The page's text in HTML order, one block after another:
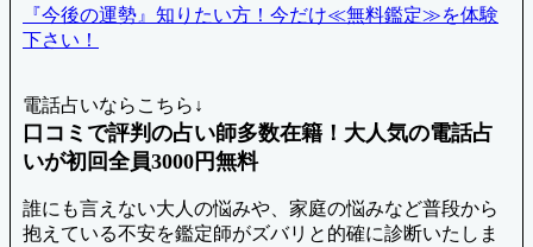
『今後の運勢』知りたい方！今だけ≪無料鑑定≫を体験
下さい！
電話占いならこちら↓
口コミで評判の占い師多数在籍！大人気の電話占
いが初回全員3000円無料
誰にも言えない大人の悩みや、家庭の悩みなど普段から
抱えている不安を鑑定師がズバリと的確に診断いたしま